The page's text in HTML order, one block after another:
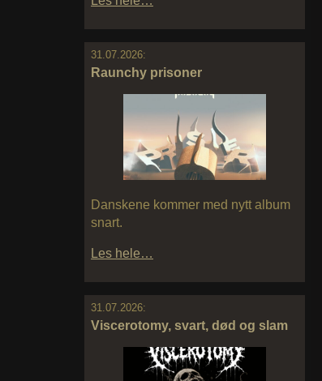
31.07.2026:
Raunchy prisoner
Danskene kommer med nytt album
snart.
Les hele…
31.07.2026:
Viscerotomy, svart, død og slam